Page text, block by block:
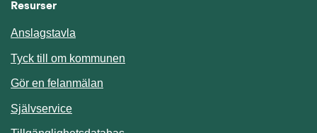
Resurser
Anslagstavla
Tyck till om kommunen
Gör en felanmälan
SjälvserviceLänk till annan webbplats.